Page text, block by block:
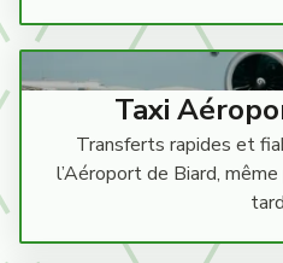
Taxi
Transferts rapides et
l’Aéroport de Biard,